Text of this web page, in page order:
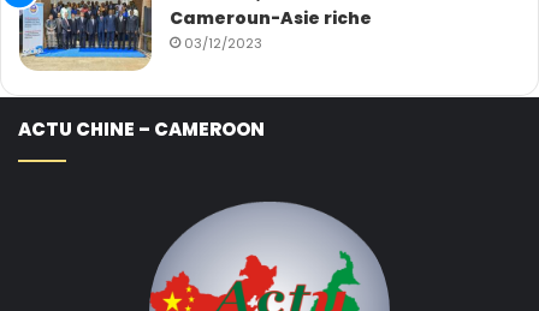
Cameroun-Asie riche
03/12/2023
ACTU CHINE – CAMEROON